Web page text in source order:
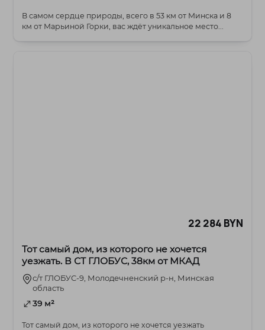
В самом сердце природы, всего в 53 км от Минска и 8
км от Марьиной Горки, вас ждёт уникальное место...
22 284 BYN
Тот самый дом, из которого не хочется
уезжать. В СТ ГЛОБУС, 38км от МКАД
с/т ГЛОБУС-9, Молодечненский р-н, Минская
область
39 м²
Тот самый дом, из которого не хочется уезжать